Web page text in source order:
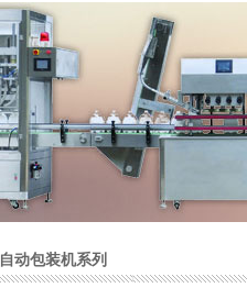
自动包装机系列